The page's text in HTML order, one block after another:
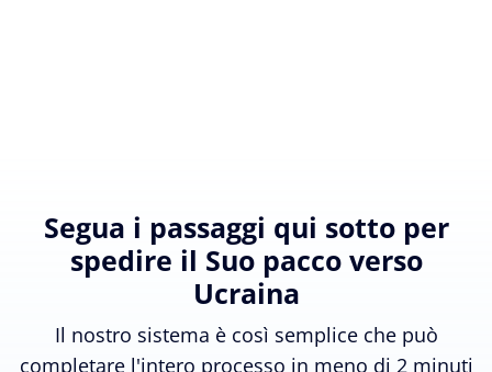
Segua i passaggi qui sotto per
spedire il Suo pacco verso
Ucraina
Il nostro sistema è così semplice che può
completare l'intero processo in meno di 2 minuti